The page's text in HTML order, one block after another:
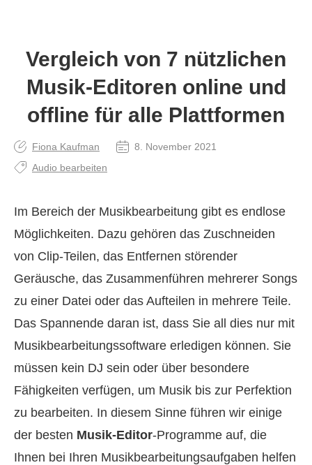
Vergleich von 7 nützlichen
Musik-Editoren online und
offline für alle Plattformen
Fiona Kaufman
8. November 2021
Audio bearbeiten
Im Bereich der Musikbearbeitung gibt es endlose
Möglichkeiten. Dazu gehören das Zuschneiden
von Clip-Teilen, das Entfernen störender
Geräusche, das Zusammenführen mehrerer Songs
zu einer Datei oder das Aufteilen in mehrere Teile.
Das Spannende daran ist, dass Sie all dies nur mit
Musikbearbeitungssoftware erledigen können. Sie
müssen kein DJ sein oder über besondere
Fähigkeiten verfügen, um Musik bis zur Perfektion
zu bearbeiten. In diesem Sinne führen wir einige
der besten Musik-Editor-Programme auf, die
Ihnen bei Ihren Musikbearbeitungsaufgaben helfen